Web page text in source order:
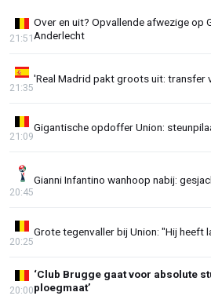
Over en uit? Opvallende afwezige op
Anderlecht
21:51
'Real Madrid pakt groots uit: transfer
21:35
Gigantische opdoffer Union:
21:09
Gianni Infantino wanhoop nabij:
20:45
Grote tegenvaller bij Union: "Hij heeft
20:25
‘Club Brugge gaat voor absolute
ploegmaat’
20:00